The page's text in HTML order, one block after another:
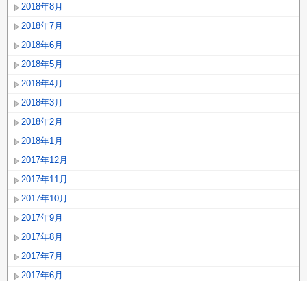
2018年8月
2018年7月
2018年6月
2018年5月
2018年4月
2018年3月
2018年2月
2018年1月
2017年12月
2017年11月
2017年10月
2017年9月
2017年8月
2017年7月
2017年6月